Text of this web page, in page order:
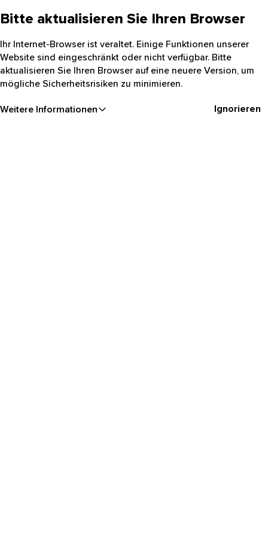
Bitte aktualisieren Sie Ihren Browser
Ihr Internet-Browser ist veraltet. Einige Funktionen unserer
Website sind eingeschränkt oder nicht verfügbar. Bitte
aktualisieren Sie Ihren Browser auf eine neuere Version, um
mögliche Sicherheitsrisiken zu minimieren.
Weitere Informationen Ignorieren